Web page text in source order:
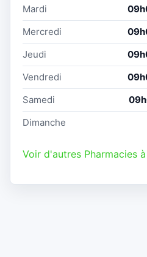
Mardi
Mercredi
Jeudi
Vendredi
Samedi
Dimanche
Voir d'autres Pharmacies